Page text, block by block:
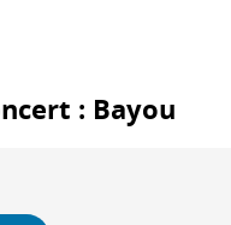
: Bayou